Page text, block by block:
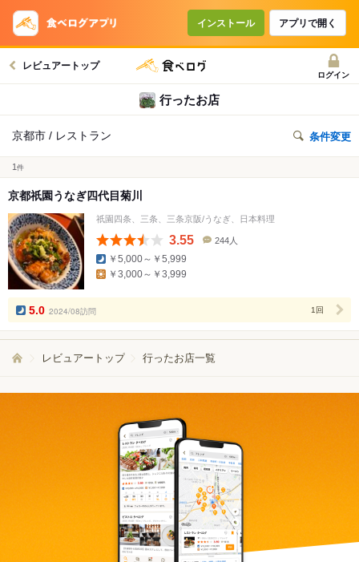
インストール アプリで開く
レビュアートップ
ログイン
行ったお店
京都市 / レストラン 条件変更
1 件
京都祇園うなぎ四代目菊川
祇園四条、三条、三条京阪/うなぎ、日本料理
3.55
数
244人
￥5,000～￥5,999
￥3,000～￥3,999
5.0 2024/08訪問 1回
レビュアートップ 行ったお店一覧